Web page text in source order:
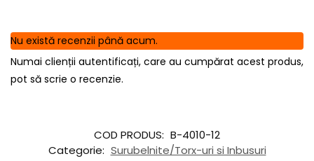
Nu există recenzii până acum.
Numai clienții autentificați, care au cumpărat acest produs,
pot să scrie o recenzie.
COD PRODUS: B-4010-12
Categorie: Surubelnite/Torx-uri si Inbusuri